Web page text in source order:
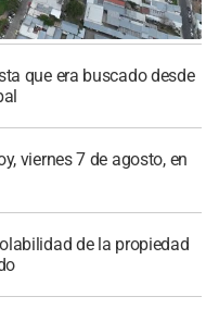
que era buscado desde
viernes 7 de agosto, en
de la propiedad